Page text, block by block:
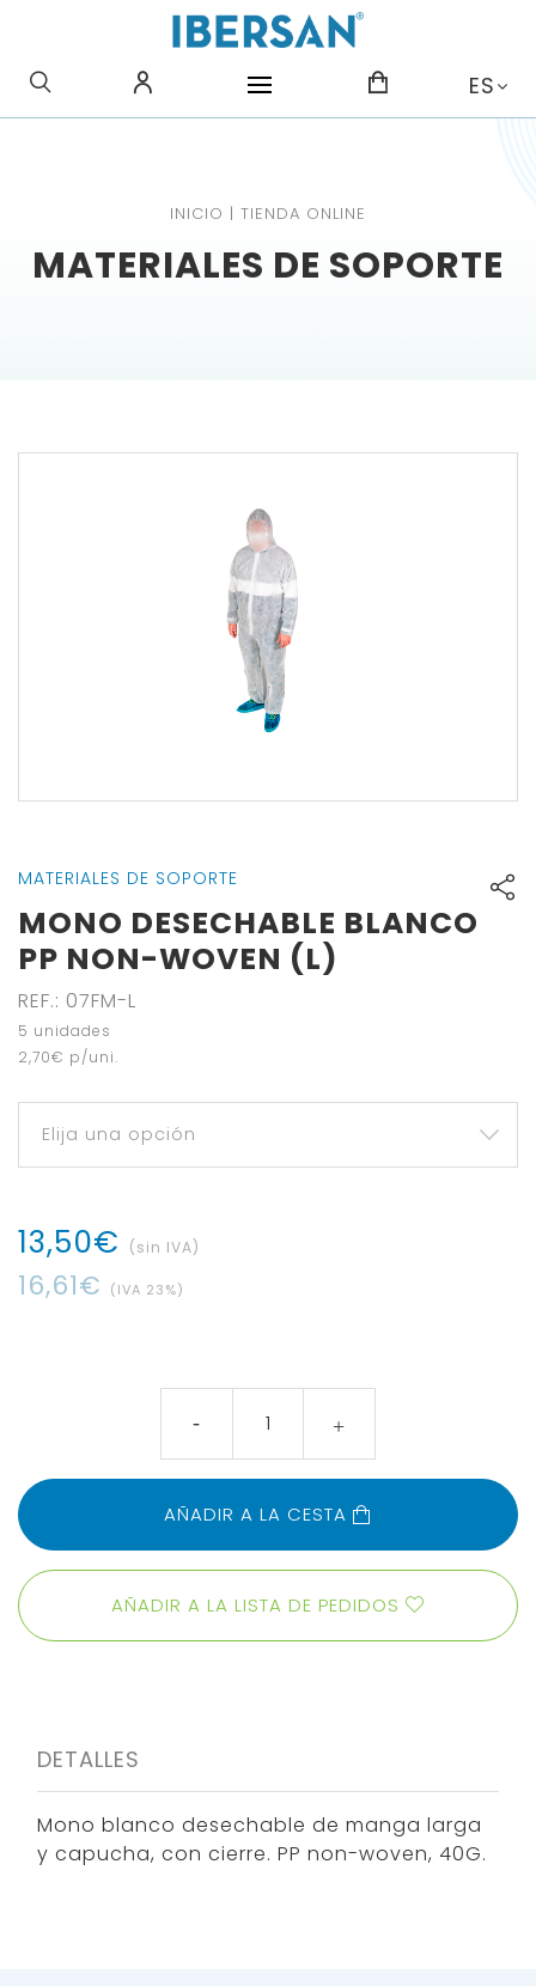
ES
INICIO | TIENDA ONLINE
MATERIALES DE SOPORTE
MATERIALES DE SOPORTE
MONO DESECHABLE BLANCO
PP NON-WOVEN (L)
REF.: 07FM-L
5 unidades
2,70€ p/uni.
13,50€ (sin IVA)
16,61€ (IVA 23%)
AÑADIR A LA LISTA DE PEDIDOS
AÑADIR A LA CESTA
DETALLES
Mono blanco desechable de manga larga
y capucha, con cierre. PP non-woven, 40G.
¿QUE BUSCAS?